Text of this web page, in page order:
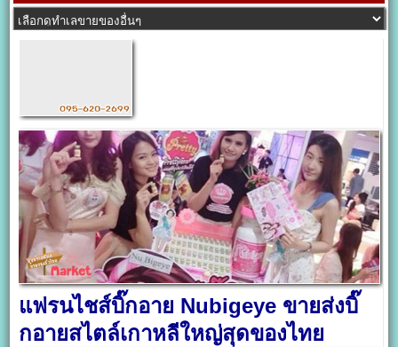
แฟรนไชส์บิ๊กอาย Nubigeye ขายส่งบิ๊
กอายสไตล์เกาหลีใหญ่สุดของไทย